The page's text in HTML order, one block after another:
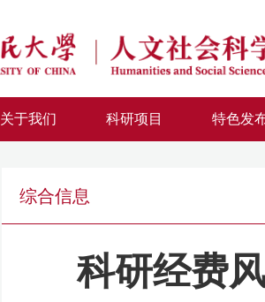
关于我们 科研项目 特色发
综合信息
科研经费